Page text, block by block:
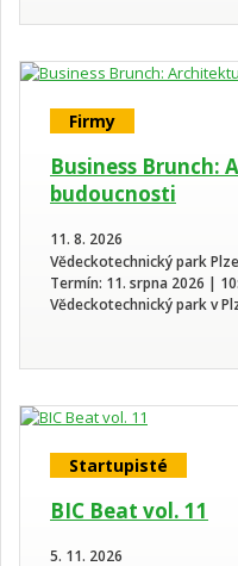
Firmy
Business
budoucnosti
11. 8. 2026
Vědeckotechnický park
Termín: 11. srpna 2026 |
Vědeckotechnický park v
Startupisté
BIC Beat vol. 11
5. 11. 2026